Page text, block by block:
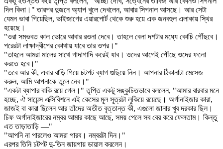
দিল কিনা।" তারপর দুজনে অ্যাপ খুলে দেখলেন, আবার সিগনাল আসছে। আর সেটা
যেমন ভাবা গিয়েছিল, ভাইজাগের এয়ারপোর্ট থেকে শুরু হয়ে এক জনবহুল এলাকায় স্থির
হয়েছে।
"ওরা সম্ভবত কাল ভোরে আবার রওনা দেবে। তাহলে বেলা দশটার মধ্যে কোচি পৌঁছবে।
পরেরটা লাক্ষাদ্বীপের কোথায় যাবে তার ওপর।"
"তাহলে আমরা মালের সাথে গাদাগাদি করেই যাব। ওদের আগেই পৌঁছে ওদের ফলো
করতে হবে।"
"তবে আর কী, এবার বাড়ি গিয়ে চটপট ব্যাগ গুছিয়ে নিন। আপনার ঠিকানাটা মেসেজ
করুন, আমি আপনাকে তুলে নেব।"
"একটা ব্যাপার বাকি রয়ে গেল।" তৃপ্তি একটু সঙ্কুচিতভাবে বললেন, "আমার বারবার মনে
হচ্ছে, ঐ সায়েন্স এক্সিবিশনে এই কেসের মূল সূত্রটা লুকিয়ে রয়েছে। অর্গানাইজার কারা,
জাজই বা কারা ছিলেন আর তাঁদের অতীত বৃত্তান্ত কী, এগুলো জানার খুব দরকার ছিল।
চিফ অর্গানাইজারের নম্বর আমার কাছে আছে, সময় পেলে সব বের করে ফেলতাম। কিন্তু
এত তাড়াতাড়ি —"
"আপনি না পারলেও আমরা পারব। নম্বরটা দিন।"
এরপর তিনি চটপট দু-তিন জায়গায় ডায়াল করলেন।